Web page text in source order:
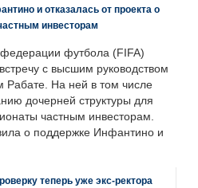
и отказалась от проекта о
инвесторам
футбола (FIFA)
с высшим руководством
Рабате. На ней в том числе
дочерней структуры для
частным инвесторам.
о поддержке Инфантино и
теперь уже экс-ректора